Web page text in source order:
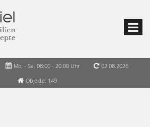
Mo. - Sa. 08:00 - 20:00 Uhr
02.08.2026
Objekte: 149